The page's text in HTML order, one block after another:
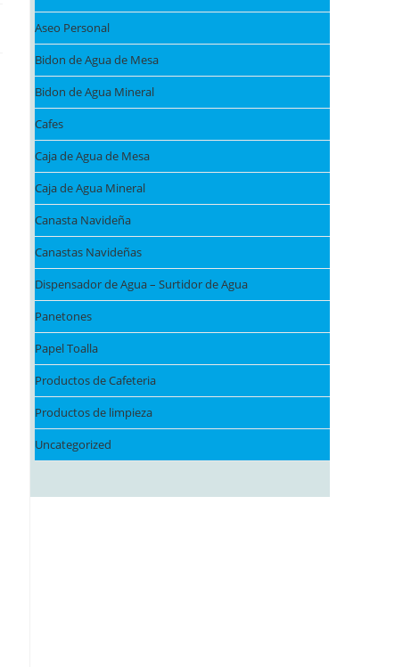
Aseo Personal
Bidon de Agua de Mesa
Bidon de Agua Mineral
Cafes
Caja de Agua de Mesa
Caja de Agua Mineral
Canasta Navideña
Canastas Navideñas
Dispensador de Agua – Surtidor de Agua
Panetones
Papel Toalla
Productos de Cafeteria
Productos de limpieza
Uncategorized